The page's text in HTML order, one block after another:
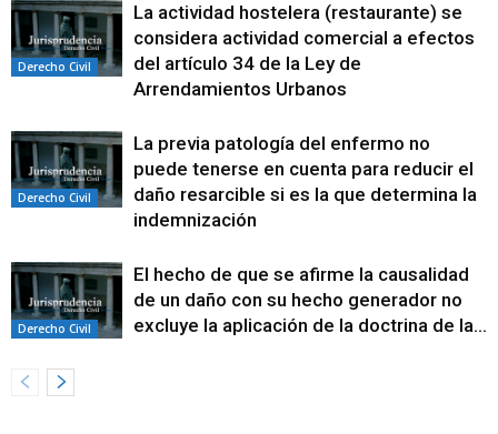
Derecho Civil
La actividad hostelera (restaurante) se
considera actividad comercial a efectos
del artículo 34 de la Ley de
Arrendamientos Urbanos
Derecho Civil
La previa patología del enfermo no
puede tenerse en cuenta para reducir el
daño resarcible si es la que determina la
indemnización
Derecho Civil
El hecho de que se afirme la causalidad
de un daño con su hecho generador no
excluye la aplicación de la doctrina de la...